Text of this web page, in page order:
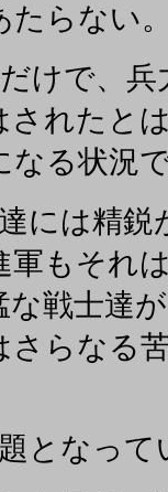
たらない
けで、
されたと
なる状況
には精
軍もそれ
な戦士達
さらなる
となっ